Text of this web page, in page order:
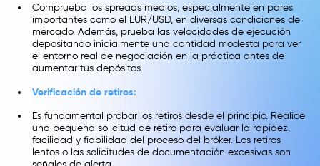
Comprueba los spreads medios, especialmente en pares
importantes como el EUR/USD, en diversas condiciones de
mercado. Además, prueba las velocidades de ejecución
depositando inicialmente una cantidad modesta para ver
el entorno real de negociación en la práctica antes de
aumentar tus depósitos.
Verificación de retiros:
Es fundamental probar los retiros desde el principio. Realice
una pequeña solicitud de retiro para evaluar la rapidez,
facilidad y fiabilidad del proceso del bróker. Los retiros
lentos o las solicitudes de documentación excesivas son